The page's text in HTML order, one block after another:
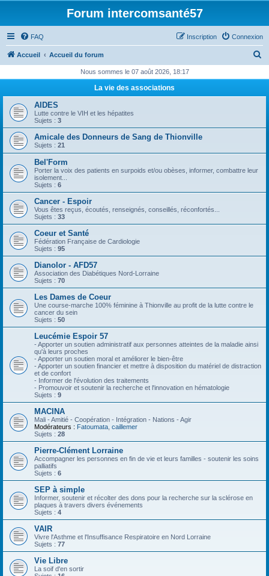
Forum intercomsanté57
FAQ Connexion
Inscription
Accueil Accueil du forum
h
r
h
Nous sommes le 07 août 2026, 18:17
La vie des associations
AIDES
Lutte contre le VIH et les hépatites
Sujets : 3
Amicale des Donneurs de Sang de Thionville
Sujets : 21
Bel'Form
Porter la voix des patients en surpoids et/ou obèses, informer, combattre leur
isolement...
Sujets : 6
Cancer - Espoir
Vous êtes reçus, écoutés, renseignés, conseillés, réconfortés...
Sujets : 33
Coeur et Santé
Fédération Française de Cardiologie
Sujets : 95
Dianolor - AFD57
Association des Diabétiques Nord-Lorraine
Sujets : 70
Les Dames de Coeur
Une course-marche 100% féminine à Thionville au profit de la lutte contre le
cancer du sein
Sujets : 50
Leucémie Espoir 57
- Apporter un soutien administratif aux personnes atteintes de la maladie ainsi
qu'à leurs proches
- Apporter un soutien moral et améliorer le bien-être
- Apporter un soutien financier et mettre à disposition du matériel de distraction
et de confort
- Informer de l'évolution des traitements
- Promouvoir et soutenir la recherche et l'innovation en hématologie
Sujets : 9
MACINA
Mali - Amitié - Coopération - Intégration - Nations - Agir
Modérateurs : Fatoumata caillemer
Sujets : 28
Pierre-Clément Lorraine
Accompagner les personnes en fin de vie et leurs familles - soutenir les soins
palliatifs
Sujets : 6
SEP à simple
Informer, soutenir et récolter des dons pour la recherche sur la sclérose en
plaques à travers divers événements
Sujets : 4
VAIR
Vivre l'Asthme et l'Insuffisance Respiratoire en Nord Lorraine
Sujets : 77
Vie Libre
La soif d'en sortir